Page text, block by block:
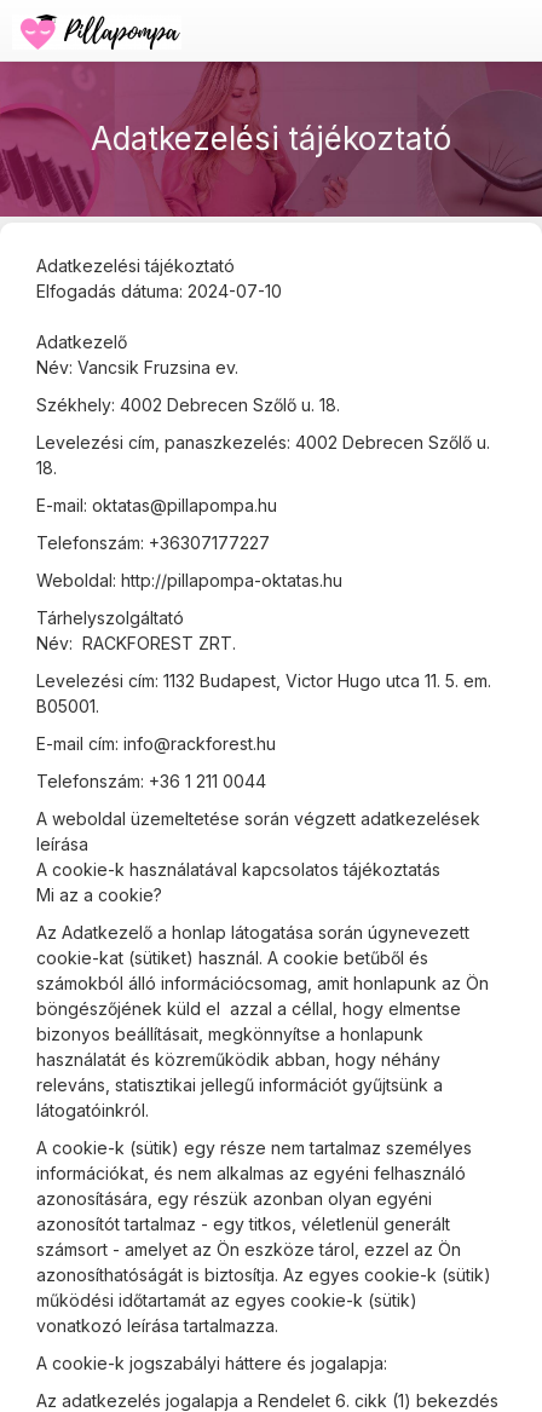
Adatkezelési tájékoztató
Adatkezelési tájékoztató
Elfogadás dátuma: 2024-07-10
Adatkezelő
Név: Vancsik Fruzsina ev.
Székhely: 4002 Debrecen Szőlő u. 18.
Levelezési cím, panaszkezelés: 4002 Debrecen Szőlő u.
18.
E-mail: oktatas@pillapompa.hu
Telefonszám: +36307177227
Weboldal: http://pillapompa-oktatas.hu
Tárhelyszolgáltató
Név: RACKFOREST ZRT.
Levelezési cím: 1132 Budapest, Victor Hugo utca 11. 5. em.
B05001.
E-mail cím: info@rackforest.hu
Telefonszám: +36 1 211 0044
A weboldal üzemeltetése során végzett adatkezelések
leírása
A cookie-k használatával kapcsolatos tájékoztatás
Mi az a cookie?
Az Adatkezelő a honlap látogatása során úgynevezett
cookie-kat (sütiket) használ. A cookie betűből és
számokból álló információcsomag, amit honlapunk az Ön
böngészőjének küld el azzal a céllal, hogy elmentse
bizonyos beállításait, megkönnyítse a honlapunk
használatát és közreműködik abban, hogy néhány
releváns, statisztikai jellegű információt gyűjtsünk a
látogatóinkról.
A cookie-k (sütik) egy része nem tartalmaz személyes
információkat, és nem alkalmas az egyéni felhasználó
azonosítására, egy részük azonban olyan egyéni
azonosítót tartalmaz - egy titkos, véletlenül generált
számsort - amelyet az Ön eszköze tárol, ezzel az Ön
azonosíthatóságát is biztosítja. Az egyes cookie-k (sütik)
működési időtartamát az egyes cookie-k (sütik)
vonatkozó leírása tartalmazza.
A cookie-k jogszabályi háttere és jogalapja:
Az adatkezelés jogalapja a Rendelet 6. cikk (1) bekezdés